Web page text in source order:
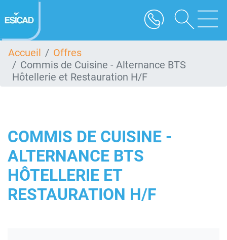
au
contenu
Accueil
Offres
Commis de Cuisine - Alternance BTS
Hôtellerie et Restauration H/F
COMMIS DE CUISINE -
ALTERNANCE BTS
HÔTELLERIE ET
RESTAURATION H/F